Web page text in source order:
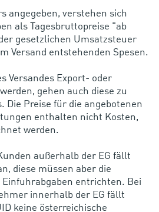
angegeben, verstehen sich
als Tagesbruttopreise "ab
gesetzlichen Umsatzsteuer
Versand entstehenden Spesen.
Versandes Export- oder
gehen auch diese zu
Die Preise für die angebotenen
enthalten nicht Kosten,
werden.
außerhalb der EG fällt
diese müssen aber die
entrichten. Bei
innerhalb der EG fällt
keine österreichische